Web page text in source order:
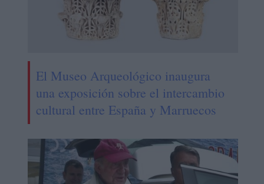
El Museo Arqueológico inaugura
una exposición sobre el intercambio
cultural entre España y Marruecos